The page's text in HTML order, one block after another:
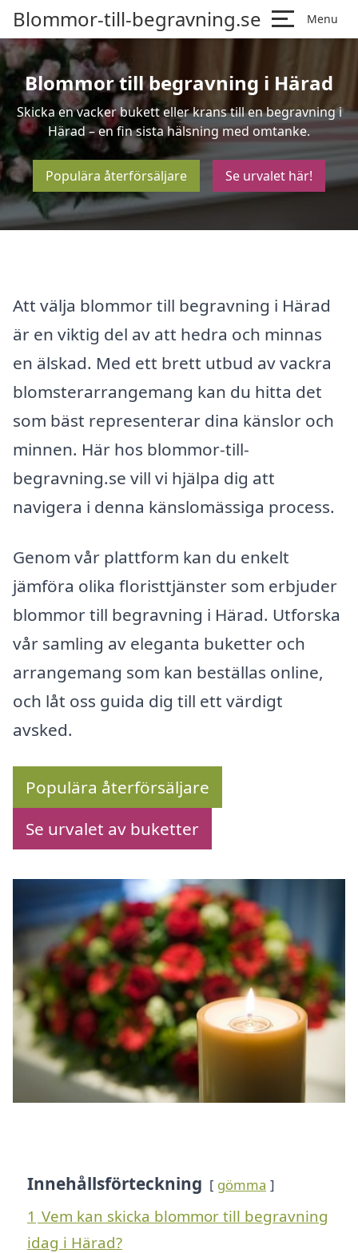
Blommor-till-begravning.se Menu
Blommor till begravning i Härad
Skicka en vacker bukett eller krans till en begravning i
Härad – en fin sista hälsning med omtanke.
Populära återförsäljare Se urvalet här!
Att välja blommor till begravning i Härad
är en viktig del av att hedra och minnas
en älskad. Med ett brett utbud av vackra
blomsterarrangemang kan du hitta det
som bäst representerar dina känslor och
minnen. Här hos blommor-till-
begravning.se vill vi hjälpa dig att
navigera i denna känslomässiga process.
Genom vår plattform kan du enkelt
jämföra olika floristtjänster som erbjuder
blommor till begravning i Härad. Utforska
vår samling av eleganta buketter och
arrangemang som kan beställas online,
och låt oss guida dig till ett värdigt
avsked.
Populära återförsäljare
Se urvalet av buketter
Innehållsförteckning gömma
1 Vem kan skicka blommor till begravning
idag i Härad?